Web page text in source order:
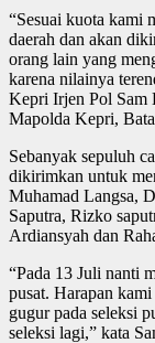
“Sesuai kuota kami
daerah dan akan
orang lain yang
karena nilainya
Kepri Irjen Pol Sam
Mapolda Kepri,
Sebanyak sepuluh
dikirimkan untuk
Muhamad Langsa,
Saputra, Rizko
Ardiansyah dan
“Pada 13 Juli nanti
pusat. Harapan
gugur pada seleksi
seleksi lagi,” kata